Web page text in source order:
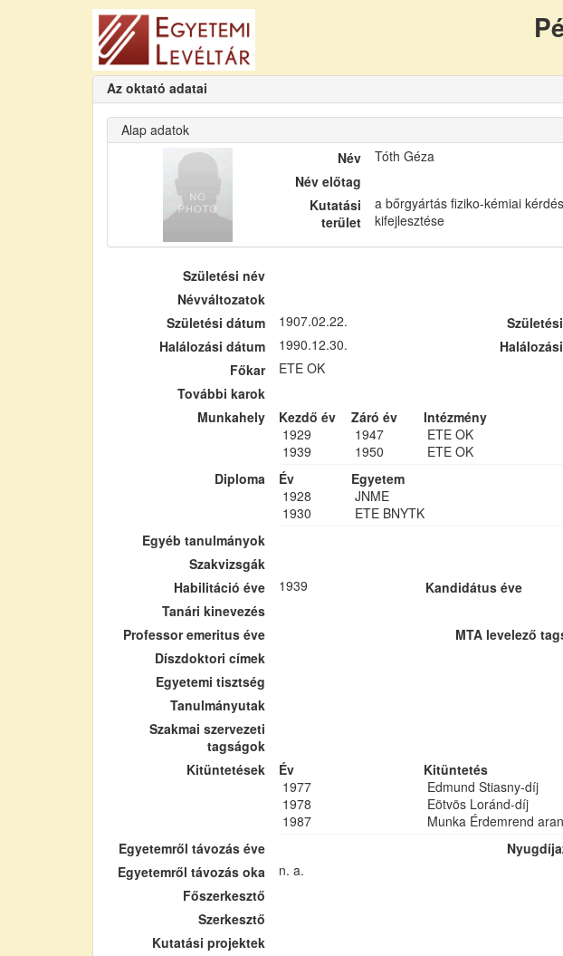
Az oktató adatai
Alap adatok
Név
Tóth Géza
Név előtag
Kutatási
terület
a bőrgyártás fiziko-kémiai
kifejlesztése
Születési név
Névváltozatok
Születési dátum
1907.02.22.
Halálozási dátum
1990.12.30.
Főkar
ETE OK
További karok
Munkahely
Kezdő év Záró év Intézmény
1929
1947 ETE OK
1939
1950 ETE OK
Diploma
Év Egyetem
1928
JNME
1930
ETE BNYTK
Egyéb tanulmányok
Szakvizsgák
Habilitáció éve
1939 Kandidátus éve
Tanári kinevezés
Professor emeritus éve
MTA levelező
Díszdoktori címek
Egyetemi tisztség
Tanulmányutak
Szakmai szervezeti
tagságok
Kitüntetések
Év
Kitüntetés
1977
Edmund Stiasny-díj
1978
Eötvös Loránd-díj
1987
Munka Érdemrend
Egyetemről távozás éve
Egyetemről távozás oka
n. a.
Főszerkesztő
Szerkesztő
Kutatási projektek